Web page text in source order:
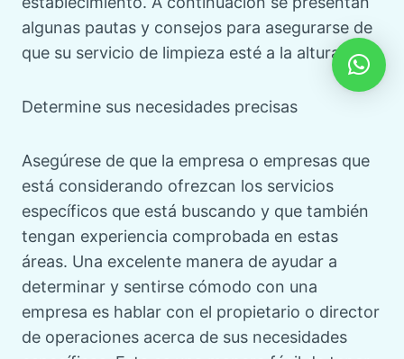
algunas pautas y consejos para asegurarse de
que su servicio de limpieza esté a la altura.
Determine sus necesidades precisas
Asegúrese de que la empresa o empresas que
está considerando ofrezcan los servicios
específicos que está buscando y que también
tengan experiencia comprobada en estas
áreas. Una excelente manera de ayudar a
determinar y sentirse cómodo con una
empresa es hablar con el propietario o director
de operaciones acerca de sus necesidades